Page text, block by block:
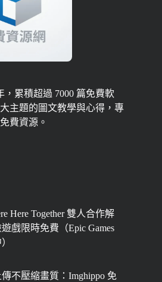
，累積超過 7000 篇免費軟
主題的圖文教學與心得，專
費資源。
Here Together 雙人合作解
戲限時免費（Epic Games
傳不壓縮畫質：Imghippo 免